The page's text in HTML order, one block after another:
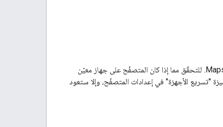
تتوافق المعاينة لميزة WebGL مع المتصفّحات والأجهزة نفسها التي تتوافق مع Maps JavaScript API. للتحقّق مما إذا كان المتصفّح على جهاز معيّن
"تسريع الأجهزة" في إعدادات المتصفّح، وإلا ستعود